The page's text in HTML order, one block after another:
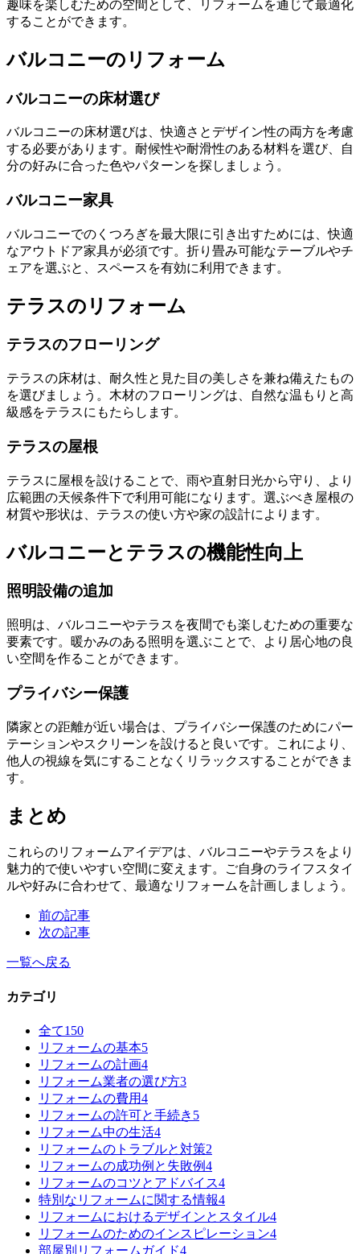
趣味を楽しむための空間として、リフォームを通じて最適化
することができます。
バルコニーのリフォーム
バルコニーの床材選び
バルコニーの床材選びは、快適さとデザイン性の両方を考慮
する必要があります。耐候性や耐滑性のある材料を選び、自
分の好みに合った色やパターンを探しましょう。
バルコニー家具
バルコニーでのくつろぎを最大限に引き出すためには、快適
なアウトドア家具が必須です。折り畳み可能なテーブルやチ
ェアを選ぶと、スペースを有効に利用できます。
テラスのリフォーム
テラスのフローリング
テラスの床材は、耐久性と見た目の美しさを兼ね備えたもの
を選びましょう。木材のフローリングは、自然な温もりと高
級感をテラスにもたらします。
テラスの屋根
テラスに屋根を設けることで、雨や直射日光から守り、より
広範囲の天候条件下で利用可能になります。選ぶべき屋根の
材質や形状は、テラスの使い方や家の設計によります。
バルコニーとテラスの機能性向上
照明設備の追加
照明は、バルコニーやテラスを夜間でも楽しむための重要な
要素です。暖かみのある照明を選ぶことで、より居心地の良
い空間を作ることができます。
プライバシー保護
隣家との距離が近い場合は、プライバシー保護のためにパー
テーションやスクリーンを設けると良いです。これにより、
他人の視線を気にすることなくリラックスすることができま
す。
まとめ
これらのリフォームアイデアは、バルコニーやテラスをより
魅力的で使いやすい空間に変えます。ご自身のライフスタイ
ルや好みに合わせて、最適なリフォームを計画しましょう。
前の記事
次の記事
一覧へ戻る
カテゴリ
全て150
リフォームの基本5
リフォームの計画4
リフォーム業者の選び方3
リフォームの費用4
リフォームの許可と手続き 5
リフォーム中の生活4
リフォームのトラブルと対策2
リフォームの成功例と失敗例4
リフォームのコツとアドバイス4
特別なリフォームに関する情報4
リフォームにおけるデザインとスタイル4
リフォームのためのインスピレーション4
部屋別リフォームガイド4